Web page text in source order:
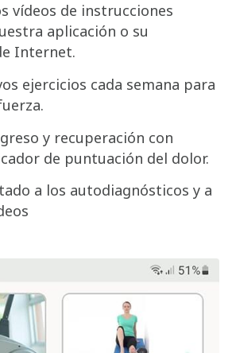
vídeos de instrucciones
aplicación o su
Internet.
ejercicios cada semana para
y recuperación con
de puntuación del dolor.
a los autodiagnósticos y a